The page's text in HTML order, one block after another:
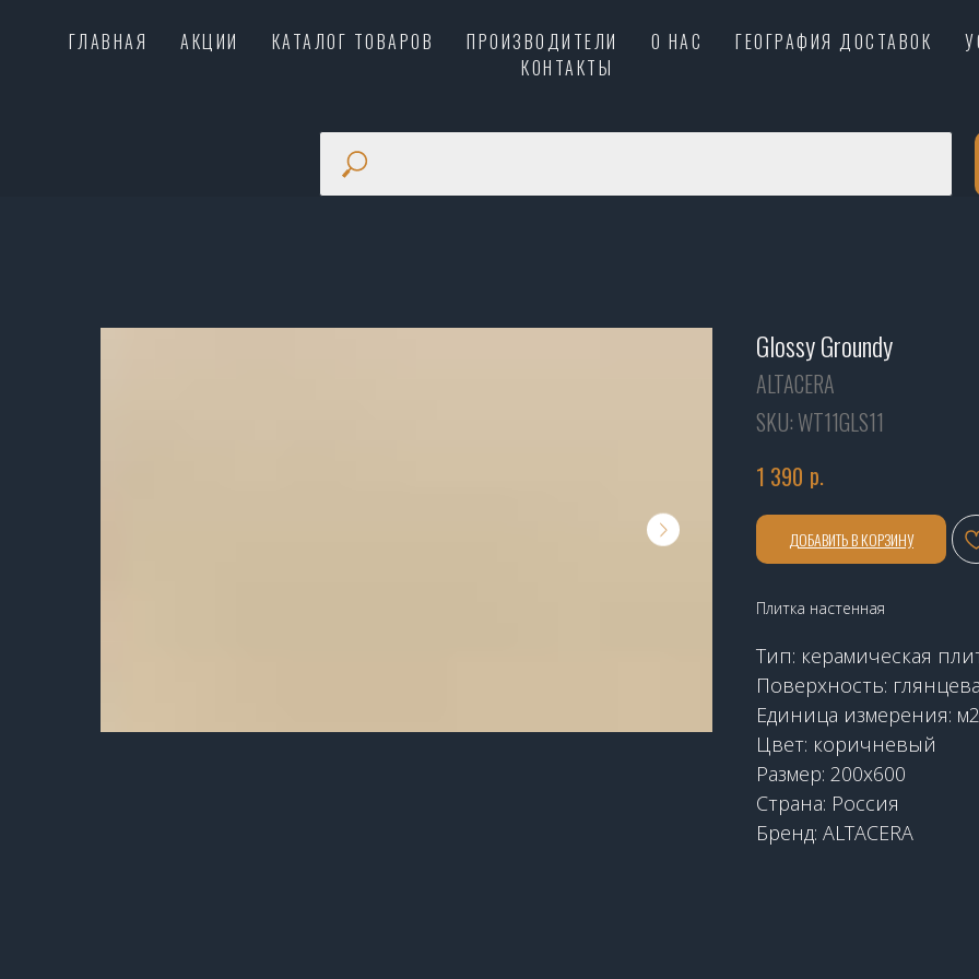
ГЛАВНАЯ АКЦИИ КАТАЛОГ ТОВАРОВ ПРОИЗВОДИТЕЛИ О НАС ГЕОГРАФИЯ ДОСТАВОК
КОНТАКТЫ
Glossy Groundy
ALTACERA
SKU: WT11GLS11
1 390 р.
ДОБАВИТЬ В КОРЗИНУ
Плитка настенная
Тип: керамическая
Поверхность:
Единица измерения: м2
Цвет: коричневый
Размер: 200x600
Страна: Россия
Бренд: ALTACERA